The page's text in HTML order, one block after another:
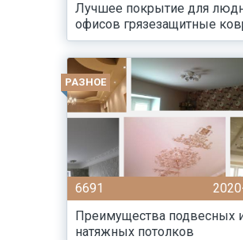
Лучшее покрытие для
офисов грязезащитные
РАЗНОЕ
6691
Преимущества подвесных
натяжных потолков